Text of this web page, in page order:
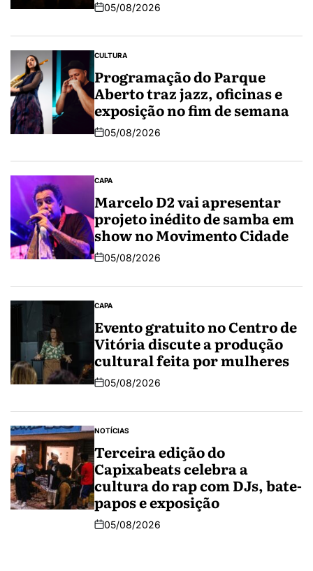
05/08/2026
CULTURA
Programação do Parque
Aberto traz jazz, oficinas e
exposição no fim de semana
05/08/2026
CAPA
Marcelo D2 vai apresentar
projeto inédito de samba em
show no Movimento Cidade
05/08/2026
CAPA
Evento gratuito no Centro de
Vitória discute a produção
cultural feita por mulheres
05/08/2026
NOTÍCIAS
Terceira edição do
Capixabeats celebra a
cultura do rap com DJs, bate-
papos e exposição
05/08/2026